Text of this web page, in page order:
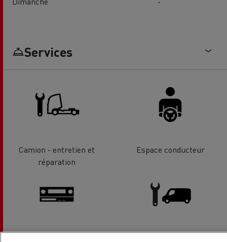
Services
Camion - entretien et
réparation
Espace conducteur